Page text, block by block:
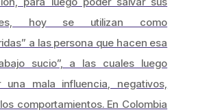
hoy se utilizan como
a las persona que hacen esa
sucio”, a las cuales luego
mala influencia, negativos,
comportamientos. En Colombia